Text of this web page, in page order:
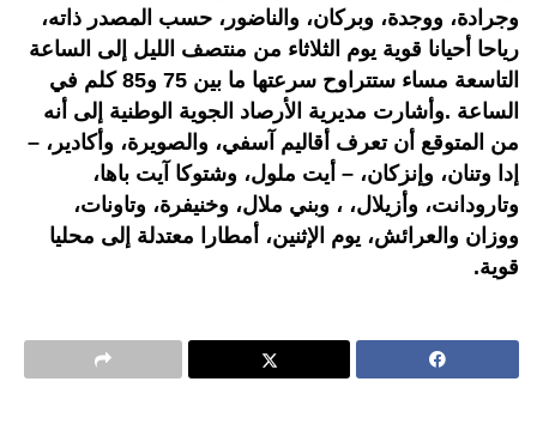
وجرادة، ووجدة، وبركان، والناضور، حسب المصدر ذاته،
رياحا أحيانا قوية يوم الثلاثاء من منتصف الليل إلى الساعة
التاسعة مساء ستتراوح سرعتها ما بين 75 و85 كلم في
الساعة .وأشارت مديرية الأرصاد الجوية الوطنية إلى أنه
من المتوقع أن تعرف أقاليم آسفي، والصويرة، وأكادير، –
إدا وتنان، وإنزكان، – أيت ملول، وشتوكا آيت باها،
وتارودانت، وأزيلال، ، وبني ملال، وخنيفرة، وتاونات،
ووزان والعرائش، يوم الإثنين، أمطارا معتدلة إلى محليا
قوية.